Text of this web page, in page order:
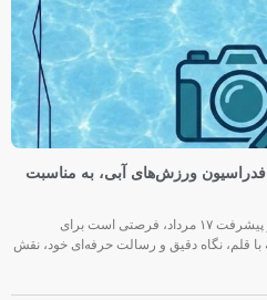
ورزش‌های آبی، به مناسبت
خبرنگاران؛ راویان آب، روایتگران تلاش و پیشرفت ۱۷ مرداد، فرصتی است برای
قلم، نگاه دقیق و رسالت حرفه‌ای خود، نقش